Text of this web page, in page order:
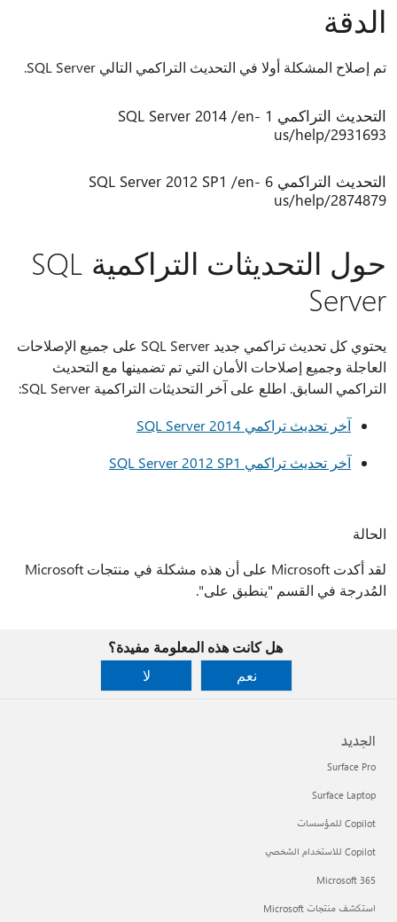
الدقة
تم إصلاح المشكلة أولا في التحديث التراكمي التالي SQL Server.
التحديث التراكمي 1 SQL Server 2014 /en-
us/help/2931693
التحديث التراكمي 6 SQL Server 2012 SP1 /en-
us/help/2874879
حول التحديثات التراكمية SQL
Server
يحتوي كل تحديث تراكمي جديد SQL Server على جميع الإصلاحات
العاجلة وجميع إصلاحات الأمان التي تم تضمينها مع التحديث
التراكمي السابق. اطلع على آخر التحديثات التراكمية SQL Server:
آخر تحديث تراكمي SQL Server 2014
آخر تحديث تراكمي SQL Server 2012 SP1
الحالة
لقد أكدت Microsoft على أن هذه مشكلة في منتجات Microsoft
المُدرجة في القسم "ينطبق على".
هل كانت هذه المعلومة مفيدة؟
نعم
لا
الجديد
Surface Pro
Surface Laptop
Copilot للمؤسسات
Copilot للاستخدام الشخصي
Microsoft 365
استكشف منتجات Microsoft